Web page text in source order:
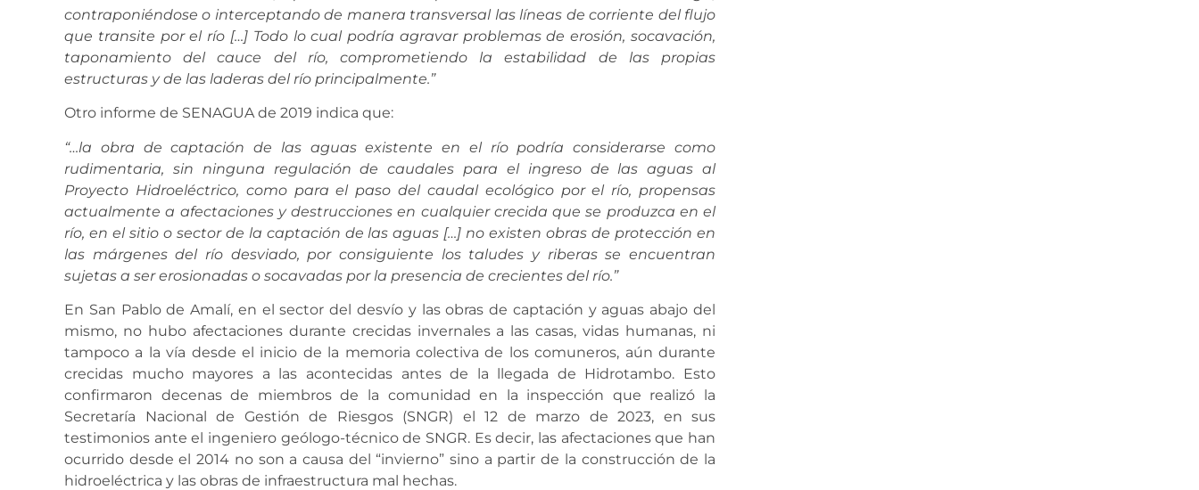
contraponiéndose o interceptando de manera transversal las líneas de corriente del flujo
que transite por el río […] Todo lo cual podría agravar problemas de erosión, socavación,
taponamiento del cauce del río, comprometiendo la estabilidad de las propias
estructuras y de las laderas del río principalmente.”
Otro informe de SENAGUA de 2019 indica que:
“…la obra de captación de las aguas existente en el río podría considerarse como
rudimentaria, sin ninguna regulación de caudales para el ingreso de las aguas al
Proyecto Hidroeléctrico, como para el paso del caudal ecológico por el río, propensas
actualmente a afectaciones y destrucciones en cualquier crecida que se produzca en el
río, en el sitio o sector de la captación de las aguas […] no existen obras de protección en
las márgenes del río desviado, por consiguiente los taludes y riberas se encuentran
sujetas a ser erosionadas o socavadas por la presencia de crecientes del río.”
En San Pablo de Amalí, en el sector del desvío y las obras de captación y aguas abajo del
mismo, no hubo afectaciones durante crecidas invernales a las casas, vidas humanas, ni
tampoco a la vía desde el inicio de la memoria colectiva de los comuneros, aún durante
crecidas mucho mayores a las acontecidas antes de la llegada de Hidrotambo. Esto
confirmaron decenas de miembros de la comunidad en la inspección que realizó la
Secretaría Nacional de Gestión de Riesgos (SNGR) el 12 de marzo de 2023, en sus
testimonios ante el ingeniero geólogo-técnico de SNGR. Es decir, las afectaciones que han
ocurrido desde el 2014 no son a causa del “invierno” sino a partir de la construcción de la
hidroeléctrica y las obras de infraestructura mal hechas.